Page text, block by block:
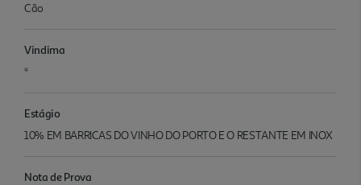
Cão
Vindima
*
Estágio
10% EM BARRICAS DO VINHO DO PORTO E O RESTANTE EM INOX
Nota de Prova